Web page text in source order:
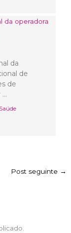
da
de
de
…
Post seguinte →